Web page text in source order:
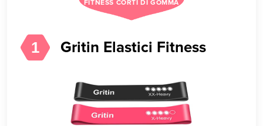
1 Gritin Elastici Fitness